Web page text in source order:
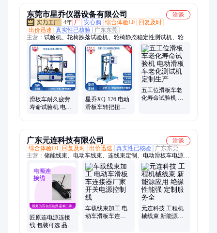
东莞市星乔仪器设备有限公司
洽谈
4年 厂 安心购 综合体验L0
回复及时
出价迅速
真实性已核验
广东东莞
主营： 试验机、轮椅跌落试验机、轮椅静态稳定性测试机、轮椅
双辊疲劳试验机、轮椅静压强度试验机、轮椅刹车疲劳试验机、
电吹风老化试验机、直发器疲劳测试机、53点风筒温度测试仪、
电吹风开关在线试验机、脚轮行走试验机、聚氨酯轮行走耐磨试
验机、车架震动试验机、轮胎行走寿命试验机、轮胎冲击试验
机、自行车综合试验机、滑板车行走寿命试验机、电热毯耐压试
验机、电热毯动负载试验机、电热毯发热线弯曲试验机、手表扭
转疲劳试验机、手机跌落试验机、牛仔布滚筒跌试验机、电脑转
轴试验机、拐杖疲劳试验机
滑板车耐久疲劳
寿命试验机 电动
星乔XQ-176 电动
滑板车转把扭力
五工位滑板车老
化寿命试验机 电
广东元连科技有限公司
洽谈
综合体验L0
回复及时 出价迅速 真实性已核验
广东东莞
主营： 储能线束、电动车线束、连线束定制、电动滑板车电源线
束、机器人线束、数据线定制、辅助线束定制
匠原连电源连接
线 包装可选 品质
车载线束加工 电
动车滑板车连接
元连科技 工程机
械线束 新能源应